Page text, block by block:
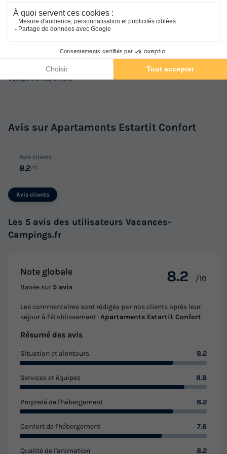
Services sur place et à proximité
Santé et Bien-être, Commerces et Restauration, Locations et
équipements, divers
Avis sur Apartaments Estartit Confort
Avis clients
8.2/10
Avis clients
Les 5 avis des utilisateurs Vacances-
Campings.fr
Note globale
Basée sur 5 avis
8.2 /10
Les commentaires sont rédigés par nos clients après leur
séjour à l'établissement :Apartaments Estartit Confort
Résumé des avis
Situation et alentours 8.2
Services et équipes 8.8
Propreté de l'hébergement 8.2
Confort de l'hébergement 7.6
Qualité de l'animation 8.2